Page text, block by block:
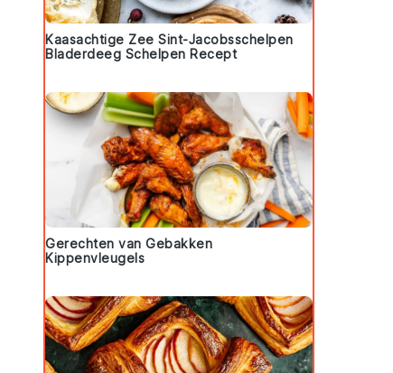
Kaasachtige Zee Sint-Jacobsschelpen
Bladerdeeg Schelpen Recept
Gerechten van Gebakken
Kippenvleugels